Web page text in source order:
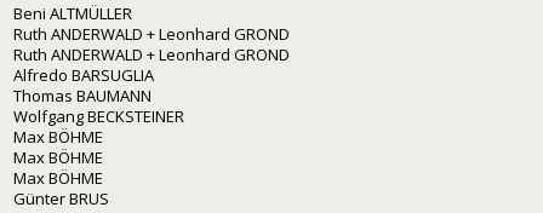
Beni ALTMÜLLER
Ruth ANDERWALD + Leonhard GROND
Ruth ANDERWALD + Leonhard GROND
Alfredo BARSUGLIA
Thomas BAUMANN
Wolfgang BECKSTEINER
Max BÖHME
Max BÖHME
Max BÖHME
Günter BRUS